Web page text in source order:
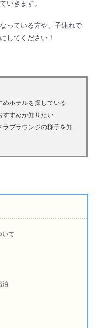
いきます。
っている方や、子連れで
してください！
めホテルを探している
すすめか知りたい
ラブラウンジの様子を知
いて
泊